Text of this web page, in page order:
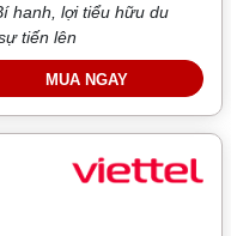
hanh, lợi tiểu hữu du
tiến lên
MUA NGAY